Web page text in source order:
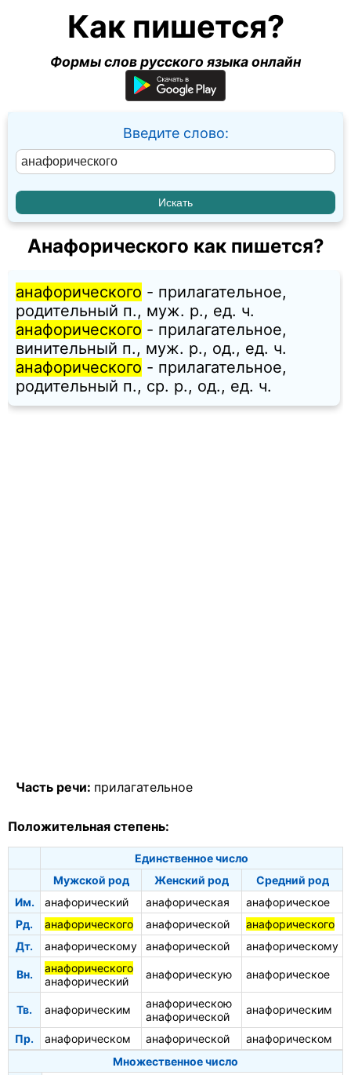
Как пишется?
Формы слов русского языка онлайн
Введите слово:
Анафорического как пишется?
анафорического - прилагательное,
родительный п., муж. p., ед. ч.
анафорического - прилагательное,
винительный п., муж. p., од., ед. ч.
анафорического - прилагательное,
родительный п., ср. p., од., ед. ч.
Часть речи: прилагательное
Положительная степень:
Единственное число
Мужской род
Женский род
Средний род
Им.
анафорический анафорическая
анафорическое
Рд.
анафорического анафорической
анафорического
Дт.
анафорическому анафорической анафорическому
Вн.
анафорического
анафорический
анафорическую анафорическое
Тв. анафорическим
анафорическою
анафорической
анафорическим
Пр. анафорическом анафорической
анафорическом
Множественное число